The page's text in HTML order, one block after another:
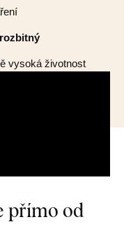
vysoká životnost
přímo od